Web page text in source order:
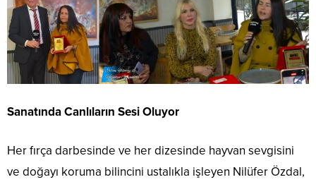
Sanatında Canlıların Sesi Oluyor
​Her fırça darbesinde ve her dizesinde hayvan sevgisini
ve doğayı koruma bilincini ustalıkla işleyen Nilüfer Özdal,